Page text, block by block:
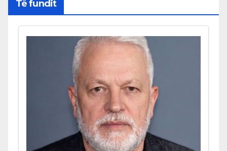
Të fundit